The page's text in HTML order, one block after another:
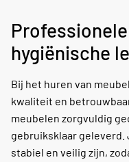
hygiënische
Bij het huren van
kwaliteit en
meubelen zorgvuldig
gebruiksklaar geleverd.
stabiel en veilig zijn,